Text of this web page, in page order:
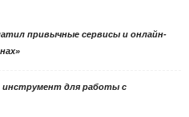
привычные сервисы и онлайн-
инструмент для работы с